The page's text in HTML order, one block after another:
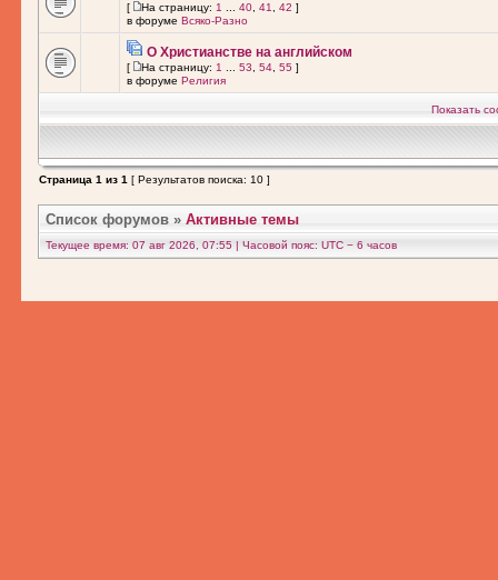
[ На страницу: 1 40 41 42 ]
в форуме Всяко-Разно
О Христианстве на английском
[ На страницу: 1 53 54 55 ]
в форуме Религия
Показать
Страница 1 из 1 [ Результатов поиска: 10 ]
Список форумов » Активные темы
Текущее время: 07 авг 2026, 07:55 | Часовой пояс: UTC − 6 часов